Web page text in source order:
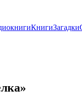
КнигиЗагадки